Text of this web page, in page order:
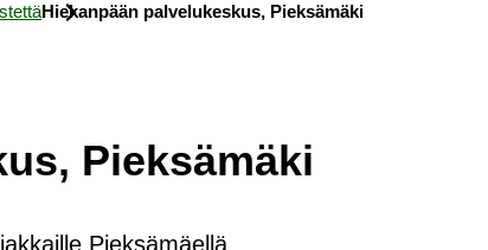
Hie­kan­pään pal­ve­lu­kes­kus, Piek­sä­mä­ki
Piek­sä­mä­ki
Pieksämäellä.